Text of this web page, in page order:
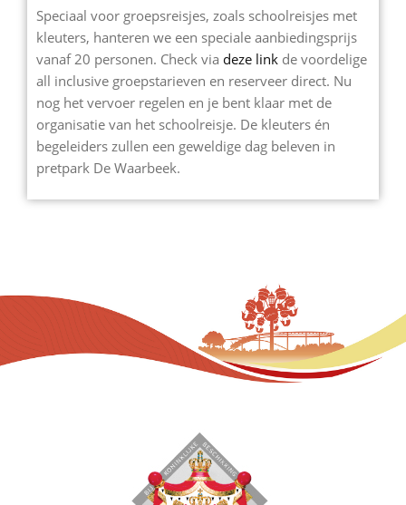
Speciaal voor groepsreisjes, zoals schoolreisjes met
kleuters, hanteren we een speciale aanbiedingsprijs
vanaf 20 personen. Check via deze link de voordelige
all inclusive groepstarieven en reserveer direct. Nu
nog het vervoer regelen en je bent klaar met de
organisatie van het schoolreisje. De kleuters én
begeleiders zullen een geweldige dag beleven in
pretpark De Waarbeek.